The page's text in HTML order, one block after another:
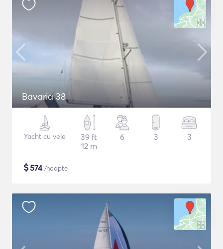
Bavaria 38
Yacht cu vele
39 ft
12 m
6 3 3
$574/noapte